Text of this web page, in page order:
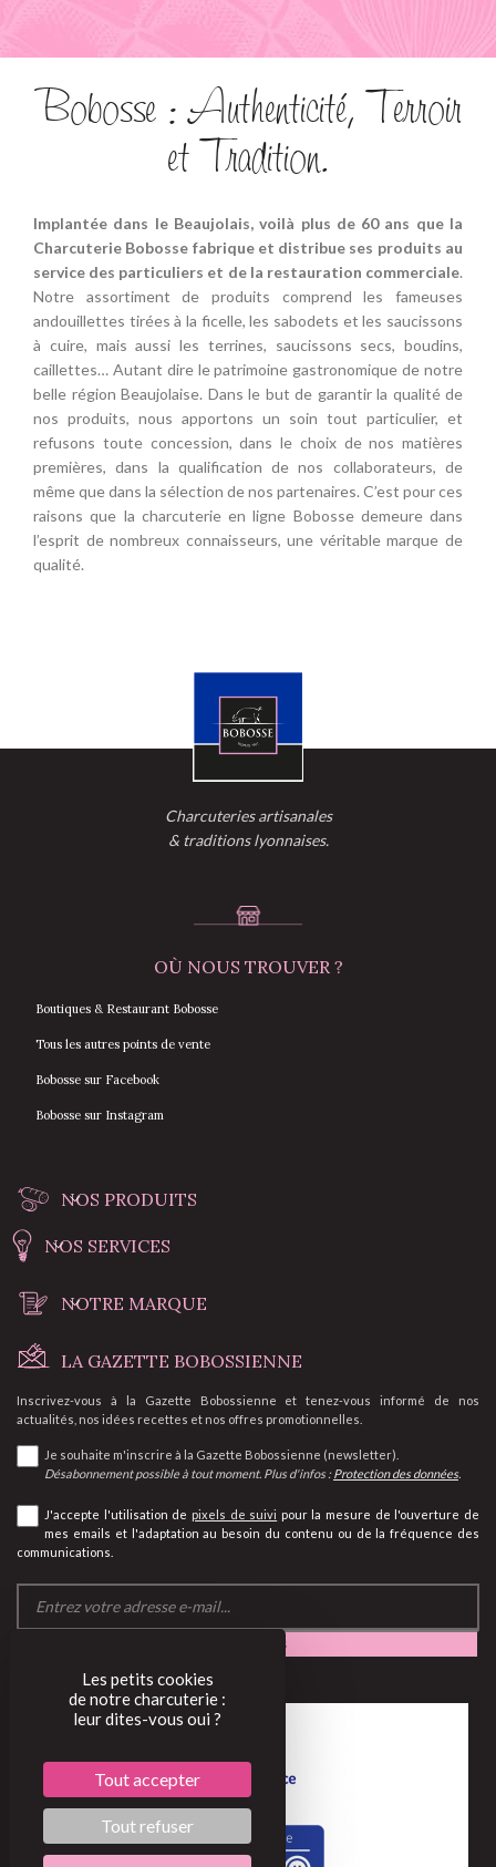
Bobosse : Authenticité, Terroir
et Tradition.
Implantée dans le Beaujolais, voilà plus de 60 ans que la
Charcuterie Bobosse fabrique et distribue ses produits au
service des particuliers et de la restauration commerciale.
Notre assortiment de produits comprend les fameuses
andouillettes tirées à la ficelle, les sabodets et les saucissons
à cuire, mais aussi les terrines, saucissons secs, boudins,
caillettes… Autant dire le patrimoine gastronomique de notre
belle région Beaujolaise. Dans le but de garantir la qualité de
nos produits, nous apportons un soin tout particulier, et
refusons toute concession, dans le choix de nos matières
premières, dans la qualification de nos collaborateurs, de
même que dans la sélection de nos partenaires. C’est pour ces
raisons que la charcuterie en ligne Bobosse demeure dans
l’esprit de nombreux connaisseurs, une véritable marque de
qualité.
Charcuteries artisanales
& traditions lyonnaises.
OÙ NOUS TROUVER ?
Boutiques & Restaurant Bobosse
Tous les autres points de vente
Bobosse sur Facebook
Bobosse sur Instagram
NOS PRODUITS
NOS SERVICES
NOTRE MARQUE
LA GAZETTE BOBOSSIENNE
Inscrivez-vous à la Gazette Bobossienne et tenez-vous informé de nos
actualités, nos idées recettes et nos offres promotionnelles.
Je souhaite m'inscrire à la Gazette Bobossienne (newsletter).
Désabonnement possible à tout moment. Plus d'infos : Protection des données.
J'accepte l'utilisation de pixels de suivi pour la mesure de l'ouverture de
mes emails et l'adaptation au besoin du contenu ou de la fréquence des
communications.
Les petits cookies
de notre charcuterie :
leur dites-vous oui ?
Tout accepter
Tout refuser